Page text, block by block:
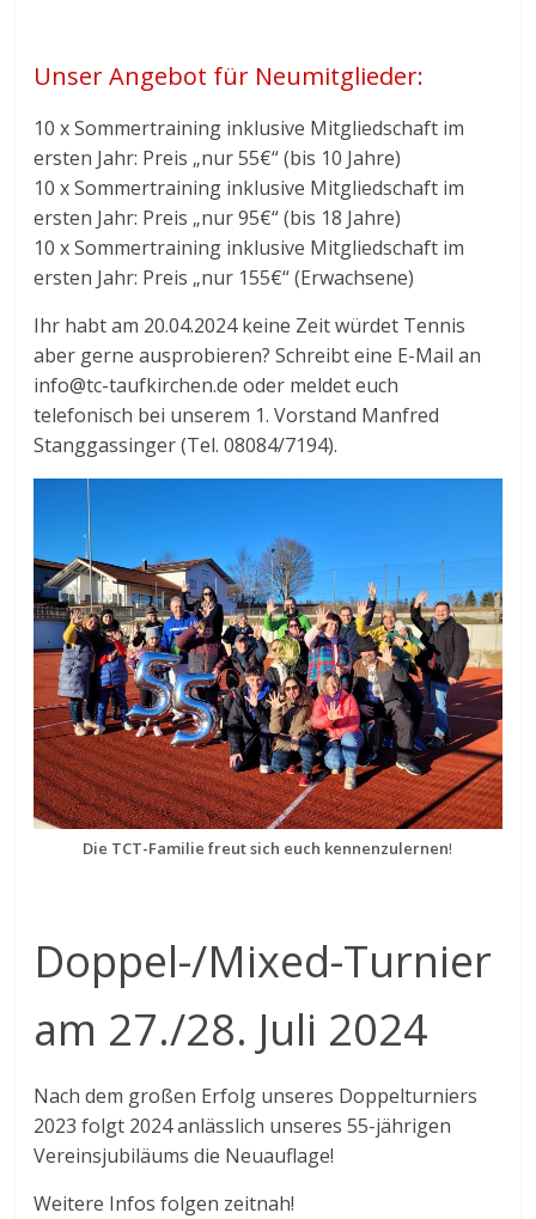
Unser Angebot für Neumitglieder:
10 x Sommertraining inklusive Mitgliedschaft im
ersten Jahr: Preis „nur 55€“ (bis 10 Jahre)
10 x Sommertraining inklusive Mitgliedschaft im
ersten Jahr: Preis „nur 95€“ (bis 18 Jahre)
10 x Sommertraining inklusive Mitgliedschaft im
ersten Jahr: Preis „nur 155€“ (Erwachsene)
Ihr habt am 20.04.2024 keine Zeit würdet Tennis
aber gerne ausprobieren? Schreibt eine E-Mail an
info@tc-taufkirchen.de oder meldet euch
telefonisch bei unserem 1. Vorstand Manfred
Stanggassinger (Tel. 08084/7194).
Die TCT-Familie freut sich euch kennenzulernen!
Doppel-/Mixed-Turnier
am 27./28. Juli 2024
Nach dem großen Erfolg unseres Doppelturniers
2023 folgt 2024 anlässlich unseres 55-jährigen
Vereinsjubiläums die Neuauflage!
Weitere Infos folgen zeitnah!